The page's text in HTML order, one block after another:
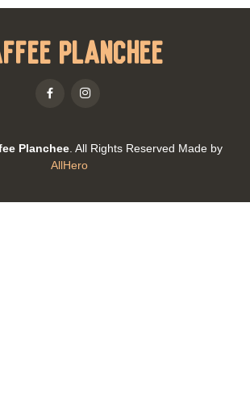
Planchee
Planchee . All Rights Reserved Made by
AllHero